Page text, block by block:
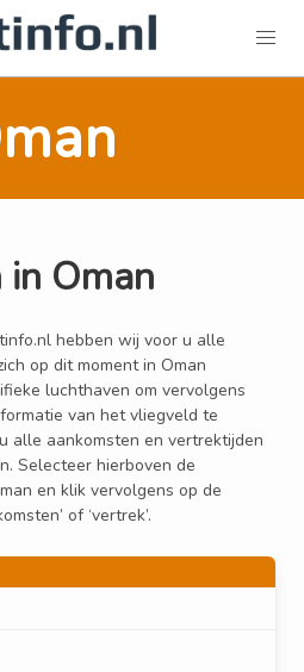
Oman
hebben wij voor u alle
op dit moment in Oman
luchthaven om vervolgens
van het vliegveld te
alle aankomsten en vertrektijden
Selecteer hierboven de
en klik vervolgens op de
of ‘vertrek’.